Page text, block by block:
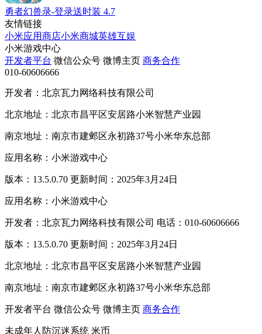
勇者幻兽录-登录送时装 4.7
友情链接
小米应用商店小米商城英雄互娱
小米游戏中心
开发者平台 微信公众号 微博主页 商务合作
010-60606666
开发者：北京瓦力网络科技有限公司
北京地址：北京市昌平区安居路小米智慧产业园
南京地址：南京市建邺区永初路37号小米华东总部
应用名称：小米游戏中心
版本：13.5.0.70 更新时间：2025年3月24日
应用名称：小米游戏中心
开发者：北京瓦力网络科技有限公司 电话：010-60606666
版本：13.5.0.70 更新时间：2025年3月24日
北京地址：北京市昌平区安居路小米智慧产业园
南京地址：南京市建邺区永初路37号小米华东总部
开发者平台 微信公众号 微博主页 商务合作
未成年人防沉迷系统 米币